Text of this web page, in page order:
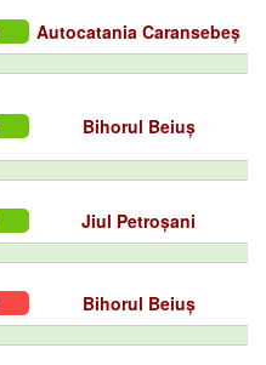
Autocatania Caransebeș
Bihorul Beiuș
Jiul Petroșani
Bihorul Beiuș